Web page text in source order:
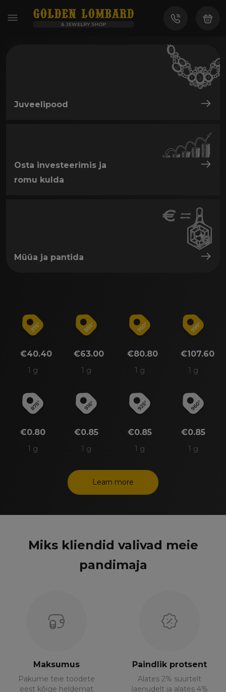
Juveelipood
Osta investeerimis ja
romu kulda
Müüa ja pantida
€40.40
1 g
€63.00
1 g
€80.80
1 g
€107.60
1 g
€0.80
1 g
€0.85
1 g
€0.85
1 g
€0.85
1 g
Learn more
Miks kliendid valivad meie
pandimaja
Maksumus
Pakume teie toodete
eest kõige heldemat
Paindlik protsent
Alates 2% suurtelt
laenudelt ja alates 4%